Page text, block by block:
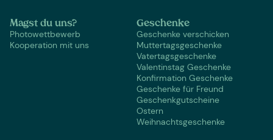
Magst du uns?
Photowettbewerb
Kooperation mit uns
Geschenke
Geschenke verschicken
Muttertagsgeschenke
Vatertagsgeschenke
Valentinstag Geschenke
Konfirmation Geschenke
Geschenke für Freund
Geschenkgutscheine
Ostern
Weihnachtsgeschenke